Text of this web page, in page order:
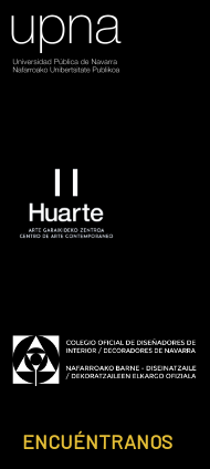
Footer
ENCUÉNTRANOS